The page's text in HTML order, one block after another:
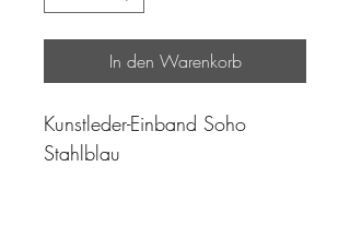
In den Warenkorb
Kunstleder-Einband Soho
Stahlblau